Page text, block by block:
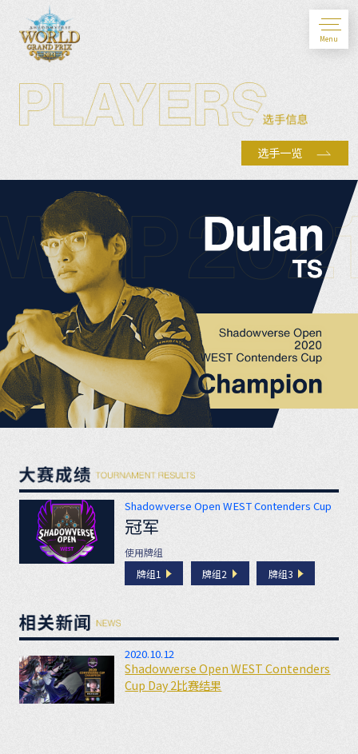
Menu
选手一览
Shadowverse Open WEST Contenders Cup
冠军
使用牌组
牌组1
牌组2 牌组3
2020.10.12
Shadowverse Open WEST Contenders
Cup Day 2比赛结果